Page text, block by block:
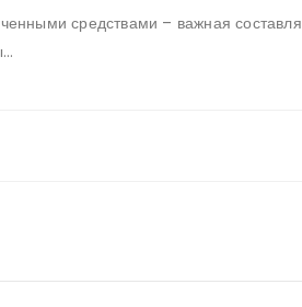
средствами – важная